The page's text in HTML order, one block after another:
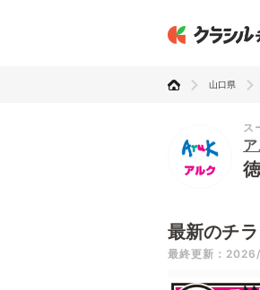
山口県
ス
最新のチラ
最終更新：